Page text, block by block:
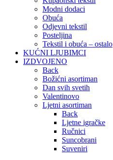
Modni dodaci
Obuća
Odjevni tekstil
Posteljina
Tekstil i obuća – ostalo
KUĆNI LJUBIMCI
IZDVOJENO
Back
Božićni asortiman
Dan svih svetih
Valentinovo
Ljetni asortiman
Back
Ljetne igračke
Ručnici
Suncobrani
Suveniri